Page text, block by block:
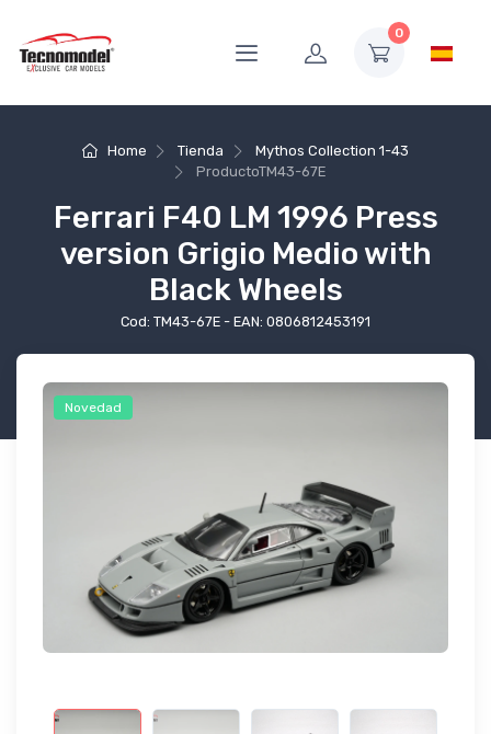
0
Home Tienda
Mythos Collection 1-43
ProductoTM43-67E
Ferrari F40 LM 1996 Press
version Grigio Medio with
Black Wheels
Cod: TM43-67E - EAN: 0806812453191
Novedad